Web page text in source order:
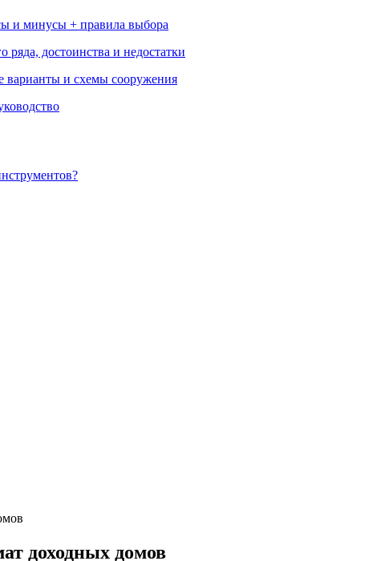
и минусы + правила выбора
достоинства и недостатки
варианты и схемы сооружения
доходных домов